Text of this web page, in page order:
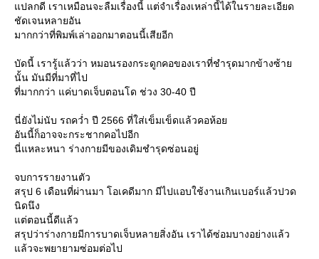
ปลกดี เราเหมือนจะลืมเรื่องนี้ แต่จำเรื่องเหล่านี้ได้ในรายละเอียด
ชัดเจนหลายอัน
มากกว่าที่พิมพ์เล่าออกมาตอนนี้เสียอีก
บัดนี้ เรารู้แล้วว่า หมอนรองกระดูกคอของเราที่ชำรุดมากข้างซ้า
นั้น มันมีที่มาที่ไป
ที่มากกว่า แค่บาดเจ็บตอนโด ช่วง 30-40 ปี
นี่ยังไม่นับ รถคว่ำ ปี 2566 ที่ใส่เข็มเข็ดแล้วคอห้อ
อันนี้ก็อาจจะกระชากคอไปอีก
นี่แหละหนา ร่างกายมีของเดิมชำรุดซ่อนอยู่
จบการรายงานตัว
สรุป 6 เดือนที่ผ่านมา โอเคดีมาก มีไปแอบใช้งานเกินเบอร์แล้วปวด
นิดนึง
ต่ตอนนี้ดีแล้ว
สรุปว่าร่างกายมีการบาดเจ็บหลายสิ่งอัน เราได้ซ่อมบางอย่างแล้ว
ล้วจะพยายามซ่อมต่อไป